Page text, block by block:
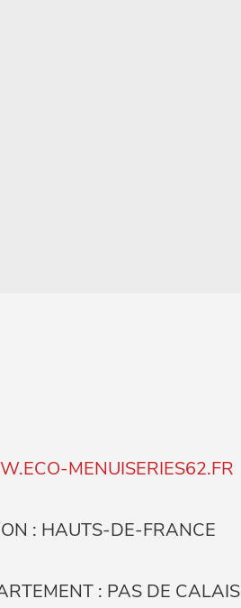
MENUISERIES62.FR
: HAUTS-DE-FRANCE
: PAS DE CALAIS